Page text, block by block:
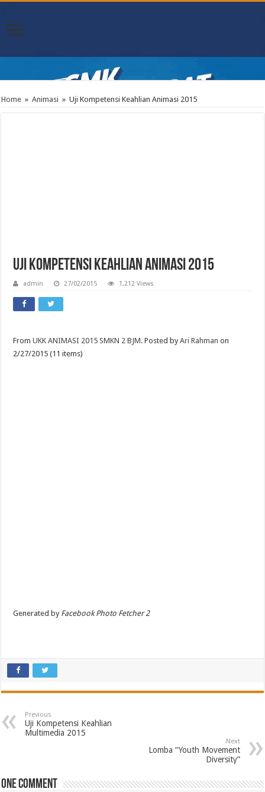
Home » Animasi » Uji Kompetensi Keahlian Animasi 2015
Uji Kompetensi Keahlian Animasi 2015
admin 27/02/2015 1,212 Views
FromUKK ANIMASI 2015 SMKN 2 BJM. Posted byAri Rahman on
2/27/2015 (11 items)
Generated by Facebook Photo Fetcher 2
Previous
Uji Kompetensi Keahlian
Multimedia 2015
Next
Lomba “Youth Movement
Diversity”
One comment